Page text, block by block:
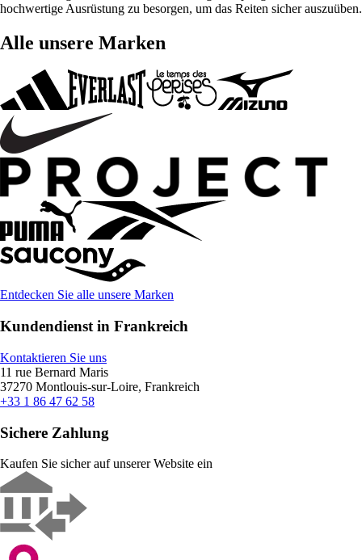
hochwertige Ausrüstung zu besorgen, um das Reiten sicher auszuüben.
Alle unsere Marken
Entdecken Sie alle unsere Marken
Kundendienst in Frankreich
Kontaktieren Sie uns
11 rue Bernard Maris
37270 Montlouis-sur-Loire, Frankreich
+33 1 86 47 62 58
Sichere Zahlung
Kaufen Sie sicher auf unserer Website ein